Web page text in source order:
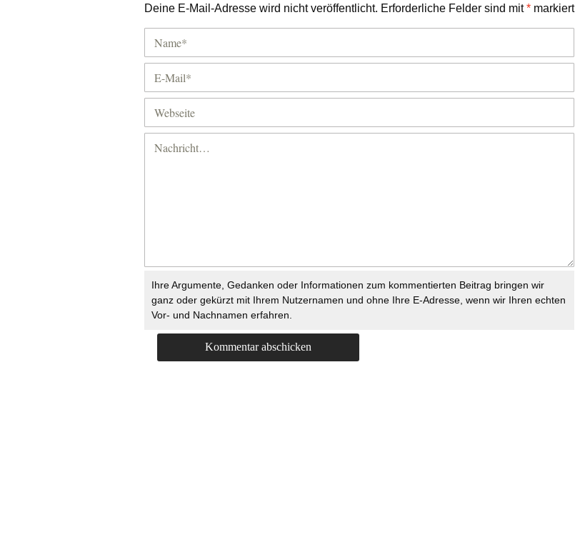
Deine E-Mail-Adresse wird nicht veröffentlicht. Erforderliche Felder sind mit* markiert
Ihre Argumente, Gedanken oder Informationen zum kommentierten Beitrag bringen wir
ganz oder gekürzt mit Ihrem Nutzernamen und ohne Ihre E-Adresse, wenn wir Ihren echten
Vor- und Nachnamen erfahren.